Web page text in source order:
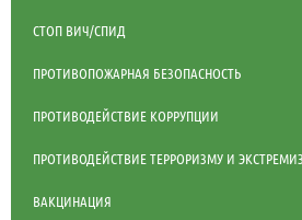
СТОП ВИЧ/СПИД
ПРОТИВОПОЖАРНАЯ БЕЗОПАСНОСТЬ
ПРОТИВОДЕЙСТВИЕ КОРРУПЦИИ
ПРОТИВОДЕЙСТВИЕ ТЕРРОРИЗМУ И
ВАКЦИНАЦИЯ